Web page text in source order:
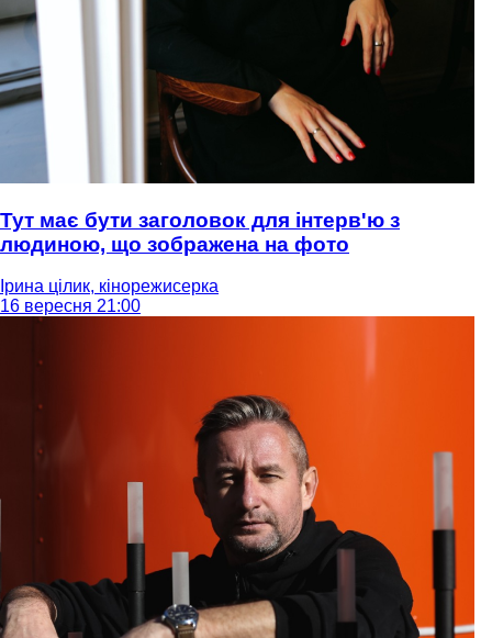
Тут має бути заголовок для інтерв'ю з
людиною, що зображена на фото
Ірина цілик, кінорежисерка
16 вересня 21:00